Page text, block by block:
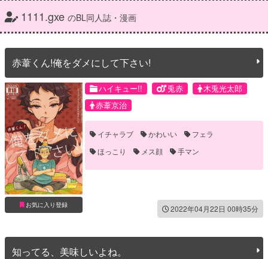
1111.gxe のBL同人誌・漫画
赤葦くん!俺をダメにして下さい!
お気に入り登録
ハイキュー!! 兎赤
木兎光太郎
赤葦京治
イチャラブ かわいい
フェラ
ほっこり
メス顔 手マン
2022年04月22日 00時35分
知ってる、美味しいよね。